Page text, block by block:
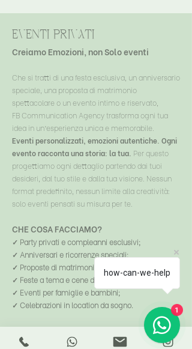
eventi pRIVATI
Creiamo Emozioni, non Solo eventi
Che si tratti di una festa esclusiva, un anniversario
speciale, una proposta di matrimonio
spettacolare o un evento intimo e riservato,
FB Communication Agency trasforma ogni tua
idea in un’esperienza unica e memorabile.
Eventi personalizzati, emozioni autentiche. Ogni
evento racconta una storia: la tua. Per questo
progettiamo ogni dettaglio partendo dai tuoi
desideri, dal tuo stile e dalla tua visione. Nessun
format predefinito, nessun limite alla creatività:
solo eventi pensati su misura per te.
CHE COSA FACCIAMO?
✓ Party privati e compleanni esclusivi;
✓ Anniversari e ricorrenze speciali;
✓ Proposte di matrimonio;
✓ Feste a tema e cene di gala;
✓ Eventi per famiglie e bambini;
✓ Celebrazioni in location da sogno.
IL NOSTRO METODO:
Dal primo incontro alla realizzazione finale, ti
how-can-we-help
1